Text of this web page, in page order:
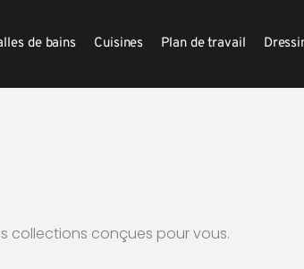
de bains Cuisines Plan de travail
collections conçues pour vous.